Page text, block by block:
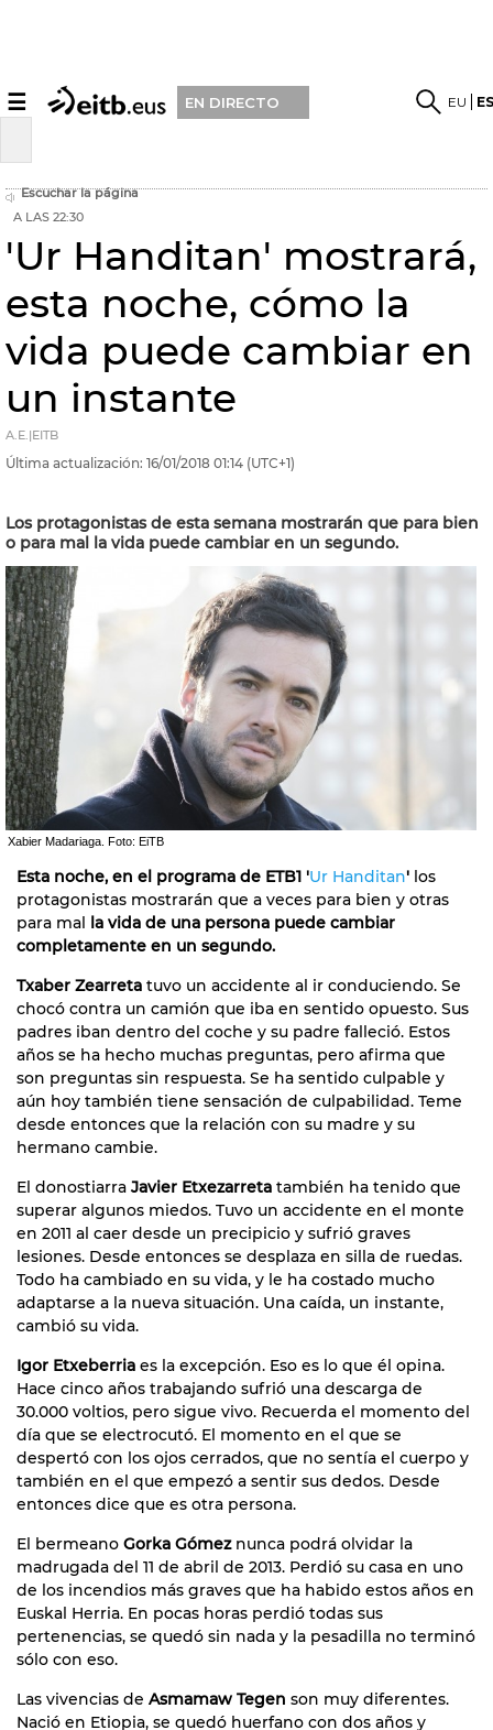
☰ EN DIRECTO EU
Escuchar la página
A LAS 22:30
'Ur Handitan' mostrará,
esta noche, cómo la
vida puede cambiar en
un instante
A.E.|EITB
Última actualización: 16/01/2018 01:14 (UTC+1)
Los protagonistas de esta semana mostrarán que para bien
o para mal la vida puede cambiar en un segundo.
Xabier Madariaga. Foto: EiTB
Esta noche, en el programa de ETB1 'Ur Handitan' los
protagonistas mostrarán que a veces para bien y otras
para mal la vida de una persona puede cambiar
completamente en un segundo.
Txaber Zearreta tuvo un accidente al ir conduciendo. Se
chocó contra un camión que iba en sentido opuesto. Sus
padres iban dentro del coche y su padre falleció. Estos
años se ha hecho muchas preguntas, pero afirma que
son preguntas sin respuesta. Se ha sentido culpable y
aún hoy también tiene sensación de culpabilidad. Teme
desde entonces que la relación con su madre y su
hermano cambie.
El donostiarra Javier Etxezarreta también ha tenido que
superar algunos miedos. Tuvo un accidente en el monte
en 2011 al caer desde un precipicio y sufrió graves
lesiones. Desde entonces se desplaza en silla de ruedas.
Todo ha cambiado en su vida, y le ha costado mucho
adaptarse a la nueva situación. Una caída, un instante,
cambió su vida.
Igor Etxeberria es la excepción. Eso es lo que él opina.
Hace cinco años trabajando sufrió una descarga de
30.000 voltios, pero sigue vivo. Recuerda el momento del
día que se electrocutó. El momento en el que se
despertó con los ojos cerrados, que no sentía el cuerpo y
también en el que empezó a sentir sus dedos. Desde
entonces dice que es otra persona.
El bermeano Gorka Gómez nunca podrá olvidar la
madrugada del 11 de abril de 2013. Perdió su casa en uno
de los incendios más graves que ha habido estos años en
Euskal Herria. En pocas horas perdió todas sus
pertenencias, se quedó sin nada y la pesadilla no terminó
sólo con eso.
Las vivencias de Asmamaw Tegen son muy diferentes.
Nació en Etiopia, se quedó huerfano con dos años y